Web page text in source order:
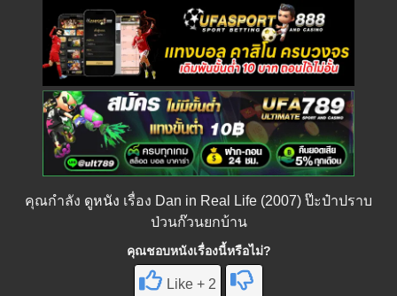
คุณกำลัง ดูหนัง เรื่อง Dan in Real Life (2007) ป๊ะป๋าปราบ
ป่วนก๊วนยกบ้าน
คุณชอบหนังเรื่องนี้หรือไม่?
Like + 2